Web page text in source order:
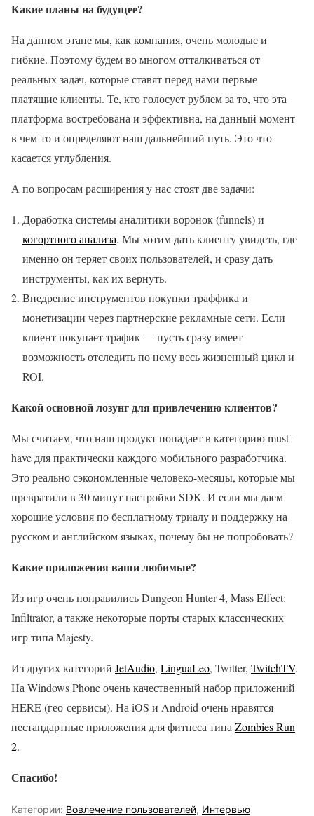
Какие планы на будущее?
На данном этапе мы, как компания, очень молодые и
гибкие. Поэтому будем во многом отталкиваться от
реальных задач, которые ставят перед нами первые
платящие клиенты. Те, кто голосует рублем за то, что эта
платформа востребована и эффективна, на данный момент
в чем-то и определяют наш дальнейший путь. Это что
касается углубления.
А по вопросам расширения у нас стоят две задачи:
Доработка системы аналитики воронок (funnels) и
когортного анализа. Мы хотим дать клиенту увидеть, где
именно он теряет своих пользователей, и сразу дать
инструменты, как их вернуть.
Внедрение инструментов покупки траффика и
монетизации через партнерские рекламные сети. Если
клиент покупает трафик — пусть сразу имеет
возможность отследить по нему весь жизненный цикл и
ROI.
Какой основной лозунг для привлечению клиентов?
Мы считаем, что наш продукт попадает в категорию must-
have для практически каждого мобильного разработчика.
Это реально сэкономленные человеко-месяцы, которые мы
превратили в 30 минут настройки SDK. И если мы даем
хорошие условия по бесплатному триалу и поддержку на
русском и английском языках, почему бы не попробовать?
Какие приложения ваши любимые?
Из игр очень понравились Dungeon Hunter 4, Mass Effect:
Infiltrator, а также некоторые порты старых классических
игр типа Majesty.
Из других категорий JetAudio, LinguaLeo, Twitter, TwitchTV.
На Windows Phone очень качественный набор приложений
HERE (гео-сервисы). На iOS и Android очень нравятся
нестандартные приложения для фитнеса типаZombies Run
2.
Спасибо!
Категории: Вовлечение пользователей, Интервью